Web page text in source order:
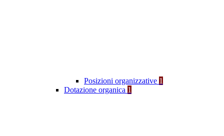
Posizioni organizzative 1
Dotazione organica 1